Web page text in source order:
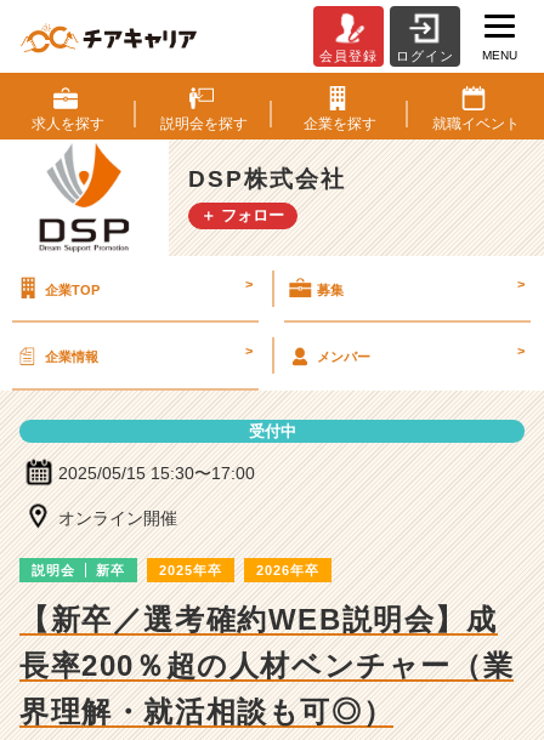
S
P
株
式
会
社
会
|
ベ
ン
チ
長
業
か
ら
ス
カ
会員登録 ログイン MENU
求人を探す 説明会を探す 企業を探す 就職イベント
DSP株式会社
＋ フォロー
企業TOP > 募集 >
企業情報 > メンバー >
受付中
2025/05/15 15:30〜17:00
オンライン開催
説明会 新卒 2025年卒 2026年卒
【新卒／選考確約WEB説明会】成
長率200％超の人材ベンチャー（業
界理解・就活相談も可◎）